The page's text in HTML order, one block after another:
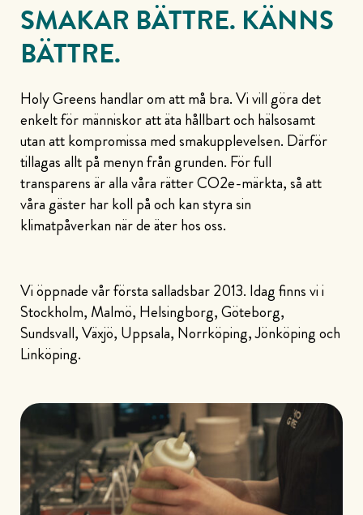
SMAKAR BÄTTRE. KÄNNS
BÄTTRE.
HolyGreens handlar om att må bra. Vi vill göra det
enkelt för människor att äta hållbart och hälsosamt
utan att kompromissa med smakupplevelsen. Därför
tillagas allt på menyn från grunden. För full
transparens är alla våra rätter CO2e-märkta, så att
våra gäster har koll på och kan styra sin
klimatpåverkan när de äter hos oss.
Vi öppnade vår första salladsbar 2013. Idag finns vi i
Stockholm, Malmö, Helsingborg, Göteborg,
Sundsvall, Växjö, Uppsala, Norrköping, Jönköping och
Linköping.